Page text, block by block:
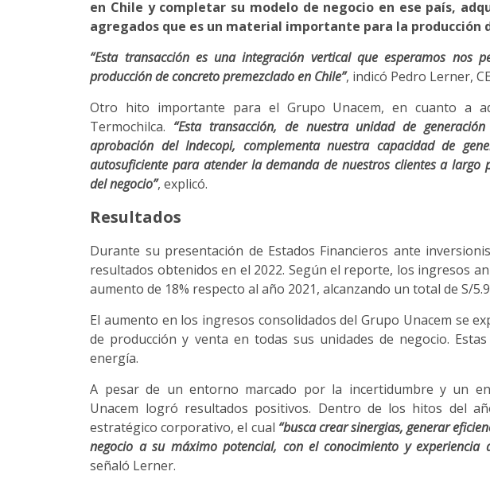
en Chile y completar su modelo de negocio en ese país,
agregados que es un material importante para la producción
“Esta transacción es una integración vertical que esperamos nos
producción de concreto premezclado en Chile”, indicó Pedro Lerner,
Otro hito importante para el Grupo Unacem, en cuanto a
Termochilca. “Esta transacción, de nuestra unidad de
aprobación del Indecopi, complementa nuestra capacidad de
autosuficiente para atender la demanda de nuestros clientes a largo
del negocio”, explicó.
Resultados
Durante su presentación de Estados Financieros ante
resultados obtenidos en el 2022. Según el reporte, los ingresos
aumento de 18% respecto al año 2021, alcanzando un total de S/
El aumento en los ingresos consolidados del Grupo Unacem se
de producción y venta en todas sus unidades de negocio.
energía.
A pesar de un entorno marcado por la incertidumbre y un
Unacem logró resultados positivos. Dentro de los hitos del
estratégico corporativo, el cual “busca crear sinergias, generar
negocio a su máximo potencial, con el conocimiento y experiencia
señaló Lerner.